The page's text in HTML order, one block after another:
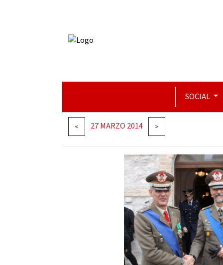
SOCIAL
< 27 MARZO 2014 >